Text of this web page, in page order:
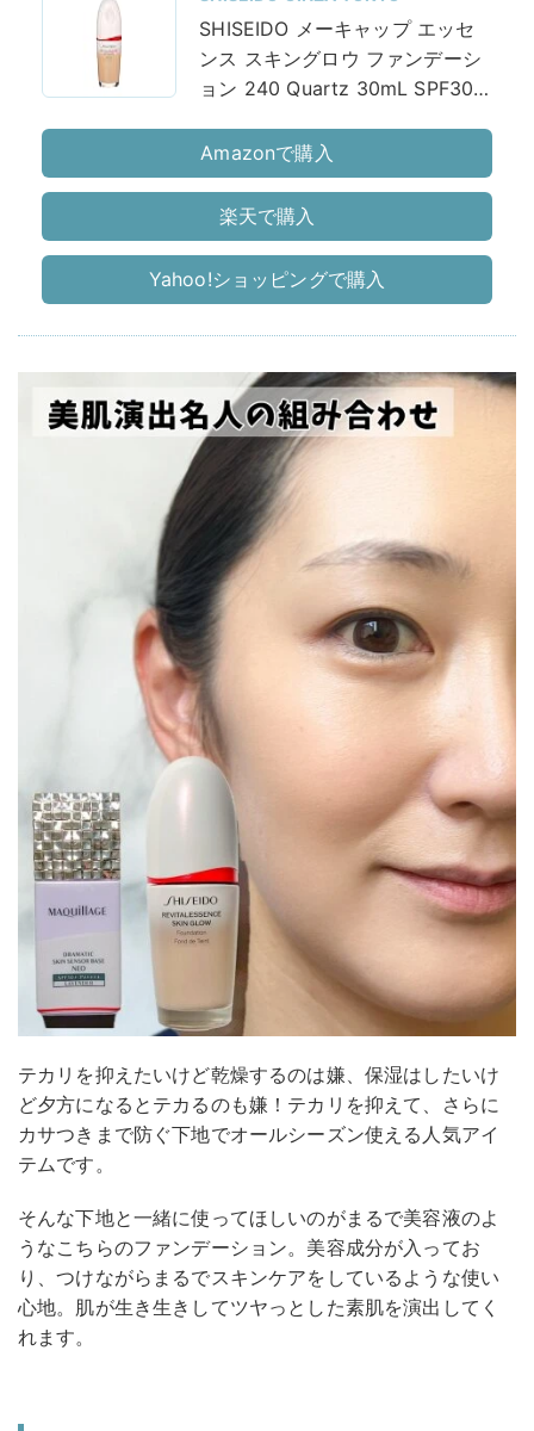
SHISEIDO メーキャップ エッセ
ンス スキングロウ ファンデーシ
ョン 240 Quartz 30mL SPF30
Amazonで購入
楽天で購入
Yahoo!ショッピングで購入
テカリを抑えたいけど乾燥するのは嫌、保湿はしたいけ
ど夕方になるとテカるのも嫌！テカリを抑えて、さらに
カサつきまで防ぐ下地でオールシーズン使える人気アイ
テムです。
そんな下地と一緒に使ってほしいのがまるで美容液のよ
うなこちらのファンデーション。美容成分が入ってお
り、つけながらまるでスキンケアをしているような使い
心地。肌が生き生きしてツヤっとした素肌を演出してく
れます。